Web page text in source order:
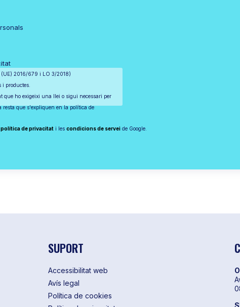
(UE) 2016/679 i LO 3/2018)
productes.
que ho exigeixi una llei o sigui necessari per
resta que s'expliquen en la política de
política de privacitat i lescondicions de servei de Google.
SUPORT
Accessibilitat web
Avís legal
Política de cookies